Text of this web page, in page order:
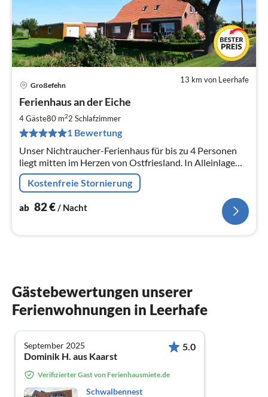
13 km von Leerhafe
Großefehn
Ferienhaus an der Eiche
4 Gäste80 m22 Schlafzimmer
1 Bewertung
Unser Nichtraucher-Ferienhaus für bis zu 4 Personen
liegt mitten im Herzen von Ostfriesland. In Alleinlage
am Ende einer Sackgasse, mit freiem Blick über Felder
und Wiesen.
Kostenfreie Stornierung
ab 82€ / Nacht
Gästebewertungen unserer
Ferienwohnungen in Leerhafe
September 2025
Dominik H. aus Kaarst
5.0
Verifizierter Gast von Ferienhausmiete.de
Schwalbennest